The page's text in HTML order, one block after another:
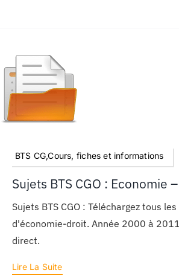
BTS CG,Cours, fiches et informations
Sujets BTS CGO : Economie
Sujets BTS CGO : Téléchargez tous
d'économie-droit. Année 2000 à
direct.
Lire La Suite